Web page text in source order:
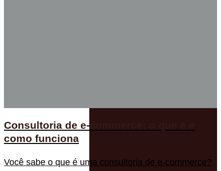
Consultoria de e-commerce: o que é e
como funciona
Você sabe o que é uma consultoria de e-commerce?